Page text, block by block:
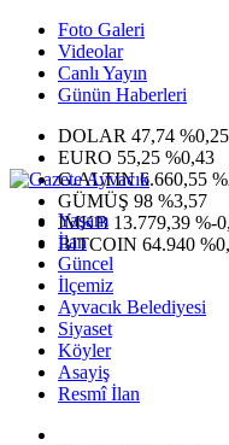
Foto Galeri
Videolar
Canlı Yayın
Günün Haberleri
DOLAR 47,74 %0,25
EURO 55,25 %0,43
G.ALTIN6.660,55
GÜMÜŞ 98 %3,57
IMKB 13.779,39 %-
BITCOIN 64.940
Yaşam
İlan
Güncel
İlçemiz
Ayvacık Belediyesi
Siyaset
Köyler
Asayiş
Resmî İlan